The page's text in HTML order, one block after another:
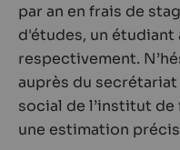
par an en frais de
d'études, un
respectivement.
auprès du
social de l’institut
une estimation